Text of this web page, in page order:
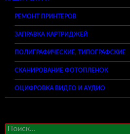
РЕМОНТ ПРИНТЕРОВ
ЗАПРАВКА КАРТРИДЖЕЙ
ПОЛИГРАФИЧЕСКИЕ, ТИПОГРАФСКИЕ
СКАНИРОВАНИЕ ФОТОПЛЕНОК
ОЦИФРОВКА ВИДЕО И АУДИО
Найти: